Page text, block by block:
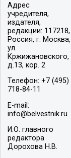
Адрес
учредителя,
издателя,
редакции: 117218,
Россия, г. Москва,
ул.
Кржижановского,
д.13, кор. 2
Телефон: +7 (495)
718-84-11
E-mail:
info@belvestnik.ru
И.О. главного
редактора
Дорохова Н.В.